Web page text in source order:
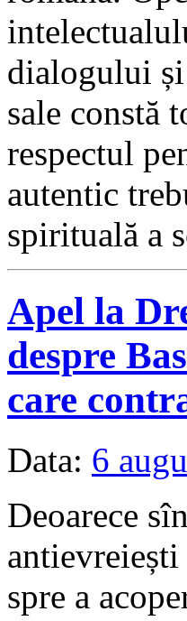
dialogului
sale constă
respectul
autentic
spirituală a
Apel la
despre
care
Data: 6
Deoarece
spre a